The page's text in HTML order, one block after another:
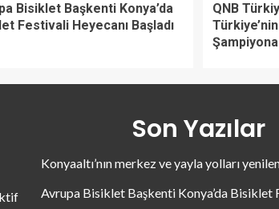
Bisiklet Başkenti Konya’da
Festivali Heyecanı Başladı
QNB
Son Yazılar
Konyaaltı’nın merkez ve yayla yolları
Avrupa Bisiklet Başkenti Konya’da Bisiklet